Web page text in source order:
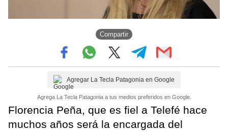
Compartir
Agregar La Tecla Patagonia en Google
Agrega La Tecla Patagonia a tus medios preferidos en Google.
Florencia Peña, que es fiel a Telefé hace
muchos años será la encargada del